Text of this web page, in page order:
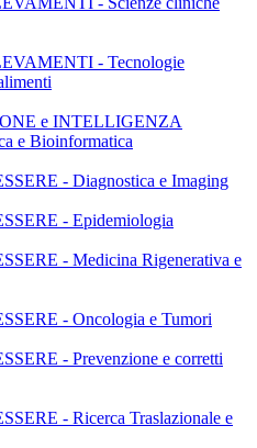
- Tecnologie
e INTELLIGENZA
e Bioinformatica
- Diagnostica e Imaging
- Epidemiologia
- Medicina Rigenerativa e
- Oncologia e Tumori
- Prevenzione e corretti
- Ricerca Traslazionale e